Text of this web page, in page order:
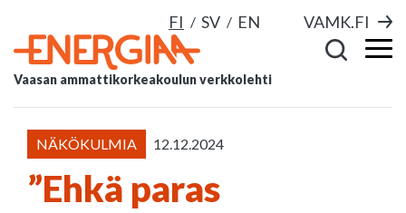
FI SV EN VAMK.FI
Vaasan ammattikorkeakoulun verkkolehti
NÄKÖKULMIA 12.12.2024
”Ehkä paras